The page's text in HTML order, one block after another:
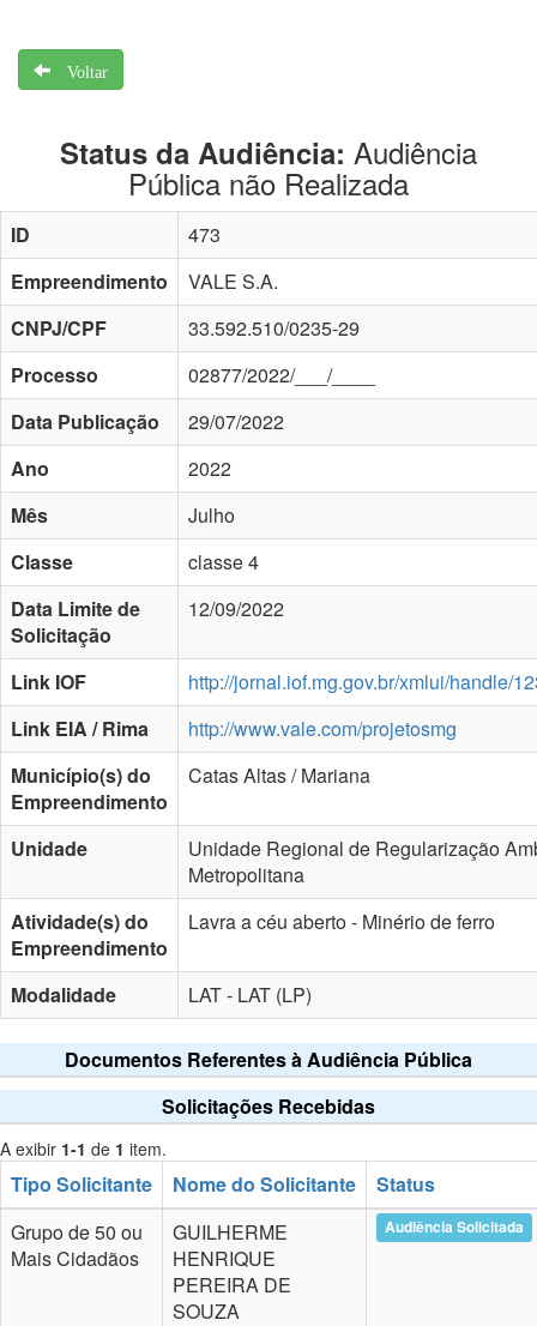
Voltar
Status da Audiência: Audiência
Pública não Realizada
ID
473
Empreendimento
VALE S.A.
CNPJ/CPF
33.592.510/0235-29
Processo
02877/2022/___/____
Data Publicação
29/07/2022
Ano
2022
Mês
Julho
Classe
classe 4
Data Limite de
Solicitação
12/09/2022
Link IOF
http://jornal.iof.mg.gov.br/xmlui/handle/
Link EIA / Rima
http://www.vale.com/projetosmg
Município(s) do
Empreendimento
Catas Altas / Mariana
Unidade
Unidade Regional de Regularização
Metropolitana
Atividade(s) do
Empreendimento
Lavra a céu aberto - Minério de ferro
Modalidade LAT - LAT (LP)
Documentos Referentes à Audiência Pública
Solicitações Recebidas
A exibir 1-1 de 1 item.
Tipo Solicitante Nome do Solicitante
Status
Grupo de 50 ou
Mais Cidadãos
GUILHERME
HENRIQUE
PEREIRA DE
SOUZA
Audiência Solicitada